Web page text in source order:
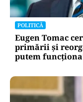
POLITICĂ
Eugen Tomac
primării și
putem